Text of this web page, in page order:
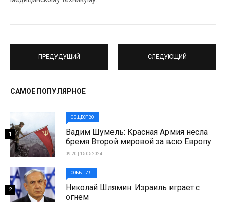
ПРЕДУДУЩИЙ СЛЕДУЮЩИЙ
САМОЕ ПОПУЛЯРНОЕ
ОБЩЕСТВО
Вадим Шумель: Красная Армия несла
бремя Второй мировой за всю Европу
09:20 | 15-05-2024
1
СОБЫТИЯ
Николай Шлямин: Израиль играет с
огнем
2